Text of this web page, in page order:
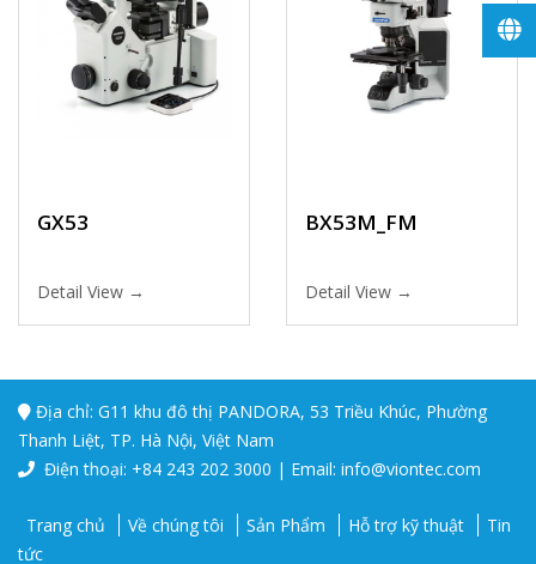
GX53
Detail View →
BX53M_FM
Detail View →
Địa chỉ: G11 khu đô thị PANDORA, 53 Triều Khúc, Phường
Thanh Liệt, TP. Hà Nội, Việt Nam
Điện thoại: +84 243 202 3000 | Email: info@viontec.com
Trang chủ Về chúng tôi Sản Phẩm Hỗ trợ kỹ thuật
Tin
tức